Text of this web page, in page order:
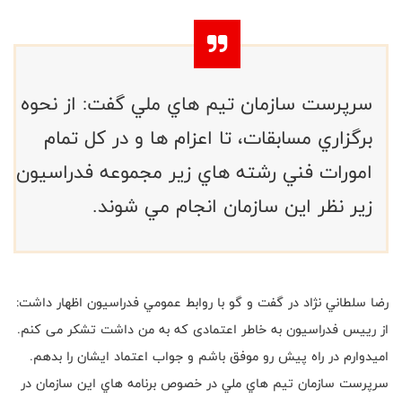
سرپرست سازمان تيم هاي ملي گفت: از نحوه
برگزاري مسابقات، تا اعزام ها و در كل تمام
امورات فني رشته هاي زير مجموعه فدراسيون
زير نظر اين سازمان انجام مي شوند.
رضا سلطاني نژاد در گفت و گو با روابط عمومي فدراسيون اظهار داشت:
از رییس فدراسیون به خاطر اعتمادی که به من داشت تشکر می کنم.
امیدوارم در راه پیش رو موفق باشم و جواب اعتماد ایشان را بدهم.
سرپرست سازمان تيم هاي ملي در خصوص برنامه هاي اين سازمان در